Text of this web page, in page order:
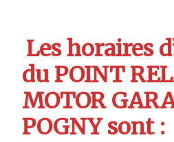
Les horaires
du POINT
MOTOR
POGNY sont :